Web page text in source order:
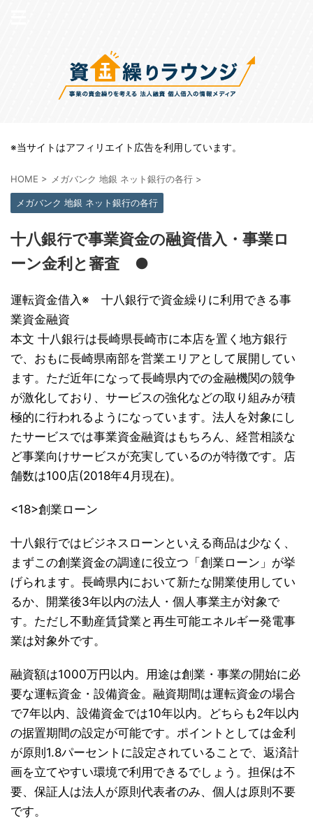
※当サイトはアフィリエイト広告を利用しています。
HOME > メガバンク 地銀 ネット銀行の各行 >
メガバンク 地銀 ネット銀行の各行
十八銀行で事業資金の融資借入・事業ロ
ーン金利と審査 ●
運転資金借入※ 十八銀行で資金繰りに利用できる事
業資金融資
本文 十八銀行は長崎県長崎市に本店を置く地方銀行
で、おもに長崎県南部を営業エリアとして展開してい
ます。ただ近年になって長崎県内での金融機関の競争
が激化しており、サービスの強化などの取り組みが積
極的に行われるようになっています。法人を対象にし
たサービスでは事業資金融資はもちろん、経営相談な
ど事業向けサービスが充実しているのが特徴です。店
舗数は100店(2018年4月現在)。
<18>創業ローン
十八銀行ではビジネスローンといえる商品は少なく、
まずこの創業資金の調達に役立つ「創業ローン」が挙
げられます。長崎県内において新たな開業使用してい
るか、開業後3年以内の法人・個人事業主が対象で
す。ただし不動産賃貸業と再生可能エネルギー発電事
業は対象外です。
融資額は1000万円以内。用途は創業・事業の開始に必
要な運転資金・設備資金。融資期間は運転資金の場合
で7年以内、設備資金では10年以内。どちらも2年以内
の据置期間の設定が可能です。ポイントとしては金利
が原則1.8パーセントに設定されていることで、返済計
画を立てやすい環境で利用できるでしょう。担保は不
要、保証人は法人が原則代表者のみ、個人は原則不要
です。